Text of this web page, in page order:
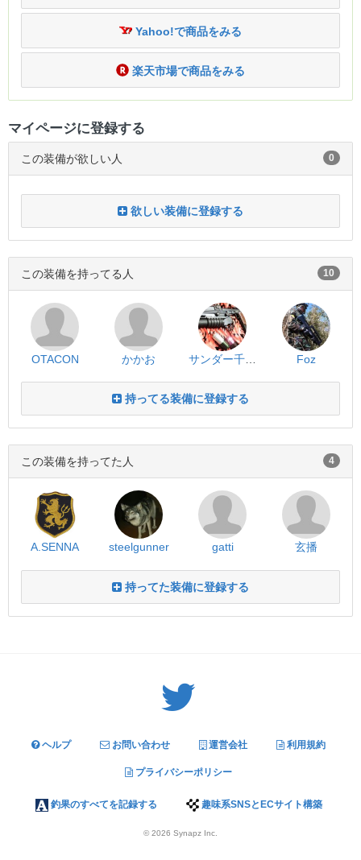
Yahoo!で商品をみる
楽天市場で商品をみる
マイページに登録する
この装備が欲しい人 0
欲しい装備に登録する
この装備を持ってる人 10
OTACON かかお Foz
持ってる装備に登録する
この装備を持ってた人 4
A.SENNA steelgunner gatti 玄播
持ってた装備に登録する
ヘルプ お問い合わせ 運営会社 利用規約
プライバシーポリシー
釣果のすべてを記録する 趣味系SNSとECサイト構築
© 2026 Synapz Inc.